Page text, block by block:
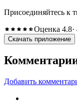
Присоединяйтесь к
Оценка 4.8·
Скачать приложение
Добавить